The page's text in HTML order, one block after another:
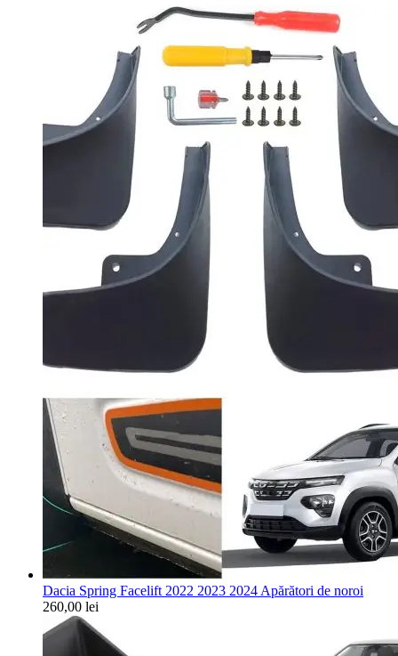
Dacia Spring Facelift 2022 2023 2024 Apărători de noroi
260,00 lei